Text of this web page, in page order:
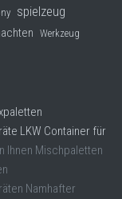
spielzeug
Werkzeug
LKW Container für
Ihnen Mischpaletten
Namhafter